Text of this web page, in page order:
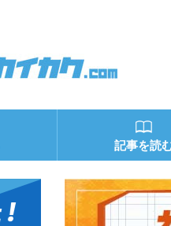
記事を読